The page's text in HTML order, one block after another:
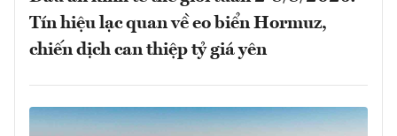
Tín hiệu lạc quan về eo biển Hormuz,
chiến dịch can thiệp tỷ giá yên